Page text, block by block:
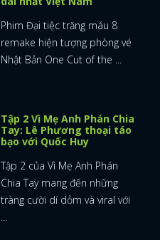
Phim Đại tiệc trăng máu 8
remake hiện tượng phòng vé
Nhật Bản One Cut of the ...
Tập 2 Vì Mẹ Anh Phán Chia
Tay: Lê Phương thoại táo
bạo với Quốc Huy
Tập 2 của Vì Mẹ Anh Phán
Chia Tay mang đến những
tràng cười dí dỏm và viral với
...